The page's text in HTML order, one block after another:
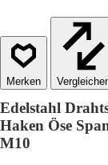
Edelstahl
Haken Öse
M10